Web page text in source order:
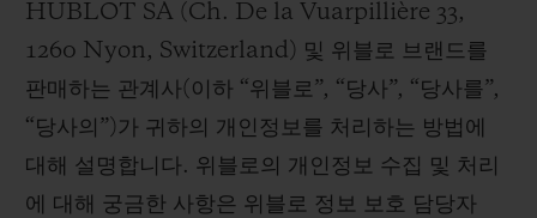
HUBLOT SA (Ch. De la Vuarpillière 33,
1260 Nyon, Switzerland) 및 위블로 브랜드를
판매하는 관계사(이하 “위블로”, “당사”, “당사를”,
“당사의”)가 귀하의 개인정보를 처리하는 방법에
대해 설명합니다. 위블로의 개인정보 수집 및 처리
에 대해 궁금한 사항은 위블로 정보 보호 담당자
빅뱅
썸머 멀티 컬러 세라믹
빅뱅
피치 세라믹
스피릿 오브 빅
에센셜 토프